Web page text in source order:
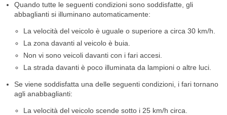
Quando tutte le seguenti condizioni sono soddisfatte, gli
abbaglianti si illuminano automaticamente:
La velocità del veicolo è uguale o superiore a circa 30 km/h.
La zona davanti al veicolo è buia.
Non vi sono veicoli davanti con i fari accesi.
La strada davanti è poco illuminata da lampioni o altre luci.
Se viene soddisfatta una delle seguenti condizioni, i fari tornano
agli anabbaglianti:
La velocità del veicolo scende sotto i 25 km/h circa.